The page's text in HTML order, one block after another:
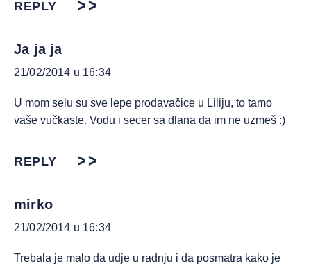
REPLY
Ja ja ja
21/02/2014 u 16:34
U mom selu su sve lepe prodavačice u Liliju, to tamo
vaše vučkaste. Vodu i secer sa dlana da im ne uzmeš :)
REPLY
mirko
21/02/2014 u 16:34
Trebala je malo da udje u radnju i da posmatra kako je